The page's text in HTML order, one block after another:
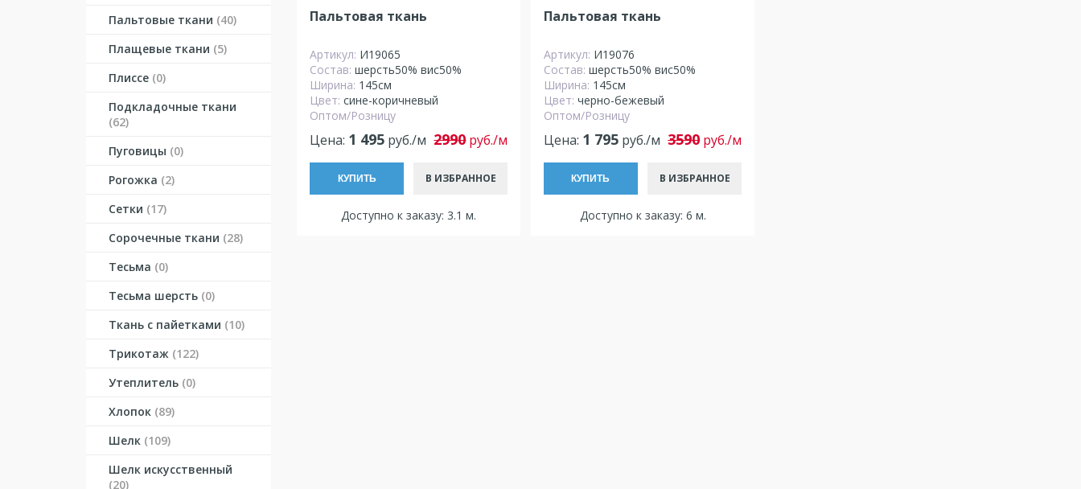
Пальтовые ткани (40)
Плащевые ткани (5)
Плиссе (0)
Подкладочные ткани
(62)
Пуговицы (0)
Рогожка (2)
Сетки (17)
Сорочечные ткани (28)
Тесьма (0)
Тесьма шерсть (0)
Ткань с пайетками (10)
Трикотаж (122)
Утеплитель (0)
Хлопок (89)
Шелк (109)
Шелк искусственный
(20)
Пальтовая ткань
Артикул: И19065
Состав: шерсть50% вис50%
Ширина: 145см
Цвет: сине-коричневый
Оптом/Розницу
Цена: 1 495 руб./м 2990руб./м
КУПИТЬ В ИЗБРАННОЕ
Доступно к заказу: 3.1 м.
Пальтовая ткань
Артикул: И19076
Состав: шерсть50% вис50%
Ширина: 145см
Цвет: черно-бежевый
Оптом/Розницу
Цена: 1 795руб./м 3590руб./м
КУПИТЬ В ИЗБРАННОЕ
Доступно к заказу: 6 м.